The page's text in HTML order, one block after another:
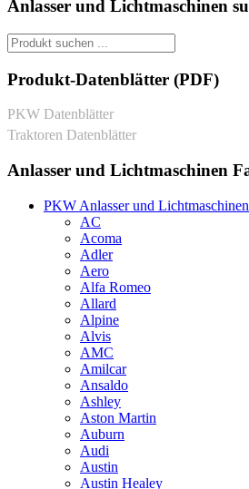
Anlasser und Lichtmaschinen
Produkt-Datenblätter (PDF)
PKW Datenblätter
Traktoren Datenblätter
Anlasser und Lichtmaschinen
PKW Anlasser und Lichtmaschinen
AC
Acoma
Adler
Aero
Alfa Romeo
Allard
Alpine
Alvis
AMC
Amilcar
Ansaldo
Ashley
Aston Martin
Auburn
Audi
Austin
Austin Healey